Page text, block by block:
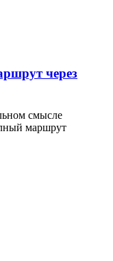
через
смысле
маршрут